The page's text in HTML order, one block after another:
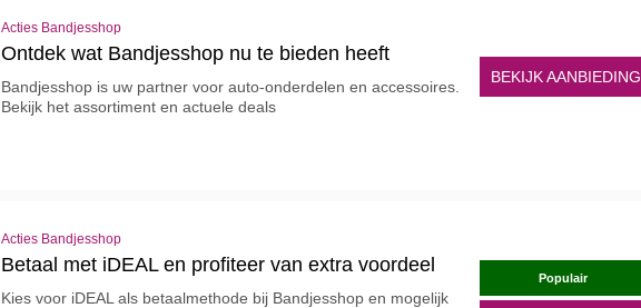
Acties Bandjesshop
Ontdek wat Bandjesshop nu te bieden heeft
Bandjesshop is uw partner voor auto-onderdelen en accessoires.
Bekijk het assortiment en actuele deals
BEKIJK AANBIEDING
Acties Bandjesshop
Betaal met iDEAL en profiteer van extra voordeel
Kies voor iDEAL als betaalmethode bij Bandjesshop en mogelijk
Populair